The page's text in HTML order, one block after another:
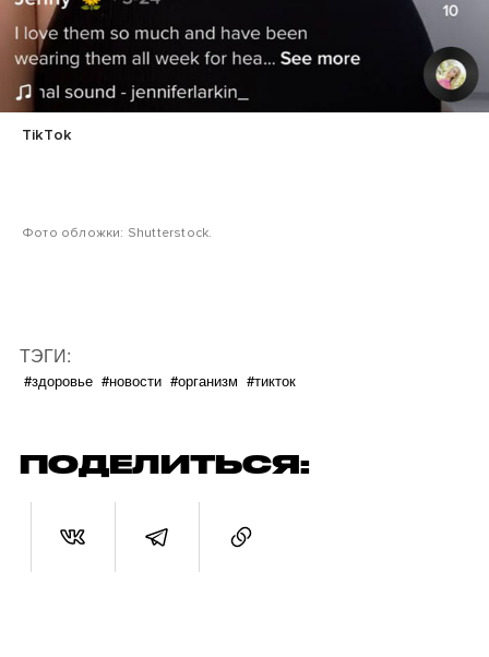
TikTok
Фото обложки: Shutterstock.
ТЭГИ:
#здоровье #новости #организм #тикток
ПОДЕЛИТЬСЯ: